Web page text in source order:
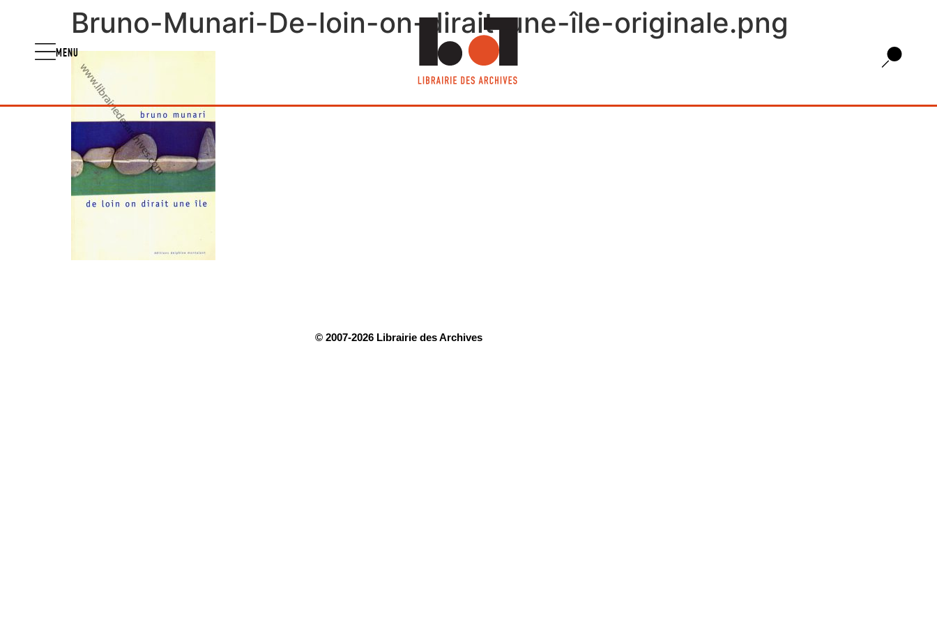
MENU
Bruno-Munari-De-loin-on-dirait-une-île-originale.png
© 2007-2026 Librairie des Archives